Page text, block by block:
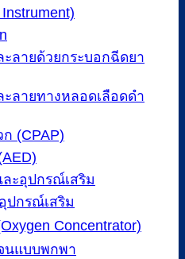
ลายด้วยกระบอกฉีดยา
ลายทางหลอดเลือดดำ
(CPAP)
ะอุปกรณ์เสริม
ปกรณ์เสริม
Concentrator)
นแบบพกพา